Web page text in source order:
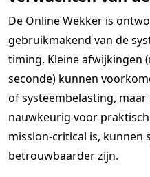
De Online Wekker is
gebruikmakend van de
timing. Kleine afwijkingen
seconde) kunnen
of systeembelasting,
nauwkeurig voor
mission-critical is, kunnen
betrouwbaarder zijn.